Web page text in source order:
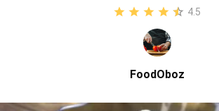
4.5
FoodOboz